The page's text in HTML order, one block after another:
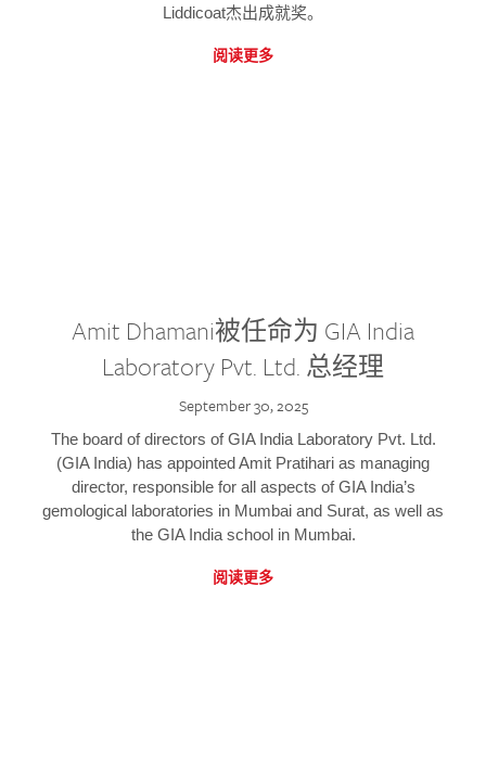
Liddicoat杰出成就奖。
阅读更多
Amit Dhamani被任命为 GIA India
Laboratory Pvt. Ltd. 总经理
September 30, 2025
The board of directors of GIA India Laboratory Pvt. Ltd.
(GIA India) has appointed Amit Pratihari as managing
director, responsible for all aspects of GIA India’s
gemological laboratories in Mumbai and Surat, as well as
the GIA India school in Mumbai.
阅读更多